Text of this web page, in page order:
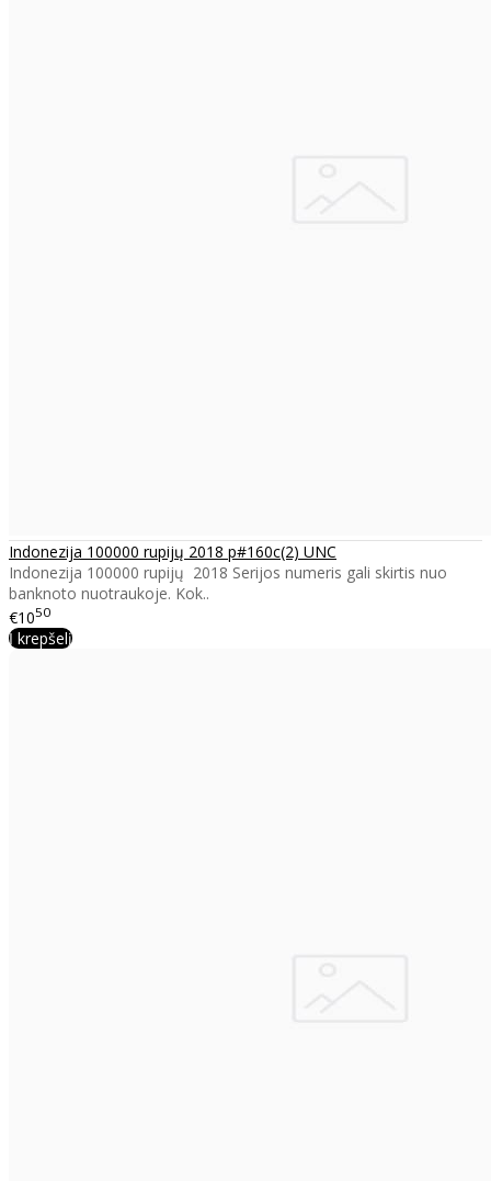
Indonezija 100000 rupijų 2018 p#160c(2) UNC
Indonezija 100000 rupijų 2018 Serijos numeris gali skirtis nuo
banknoto nuotraukoje. Kok..
€1050
Į krepšelį